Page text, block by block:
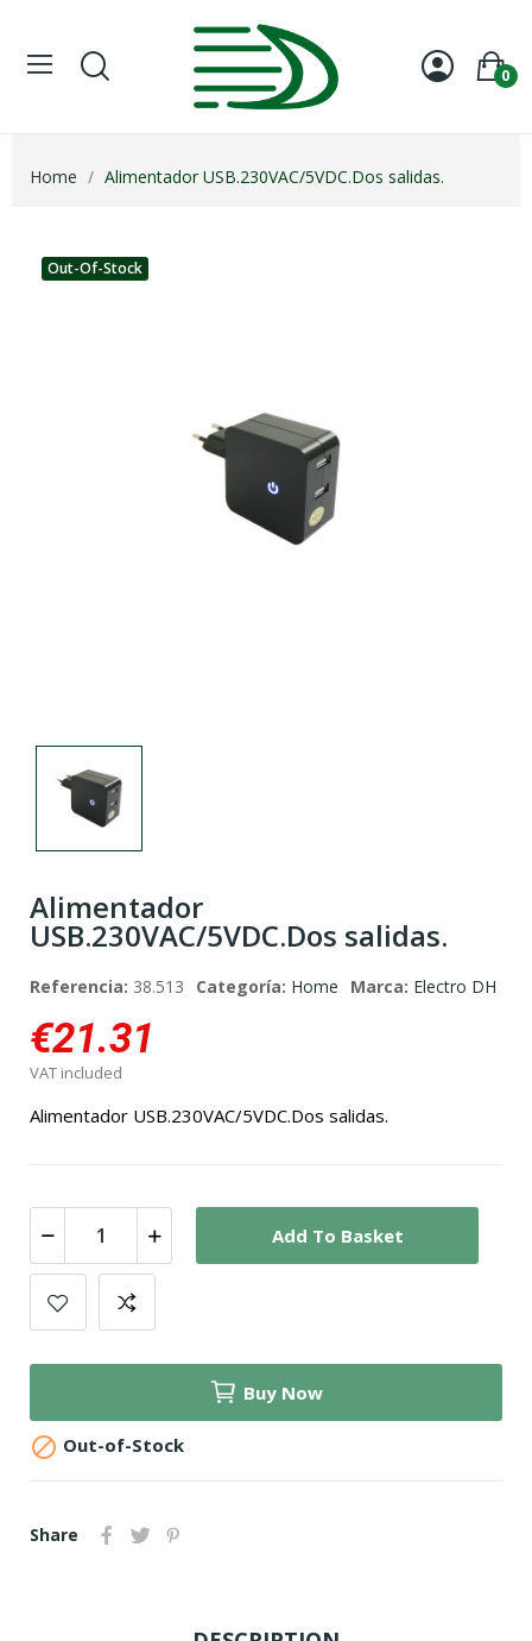
0
Home Alimentador USB.230VAC/5VDC.Dos salidas.
Out-Of-Stock
Alimentador
USB.230VAC/5VDC.Dos salidas.
Referencia: 38.513 Categoría: Home Marca: Electro DH
€21.31
VAT included
Alimentador USB.230VAC/5VDC.Dos salidas.
Add To Basket
Buy Now
 Out-of-Stock
Share